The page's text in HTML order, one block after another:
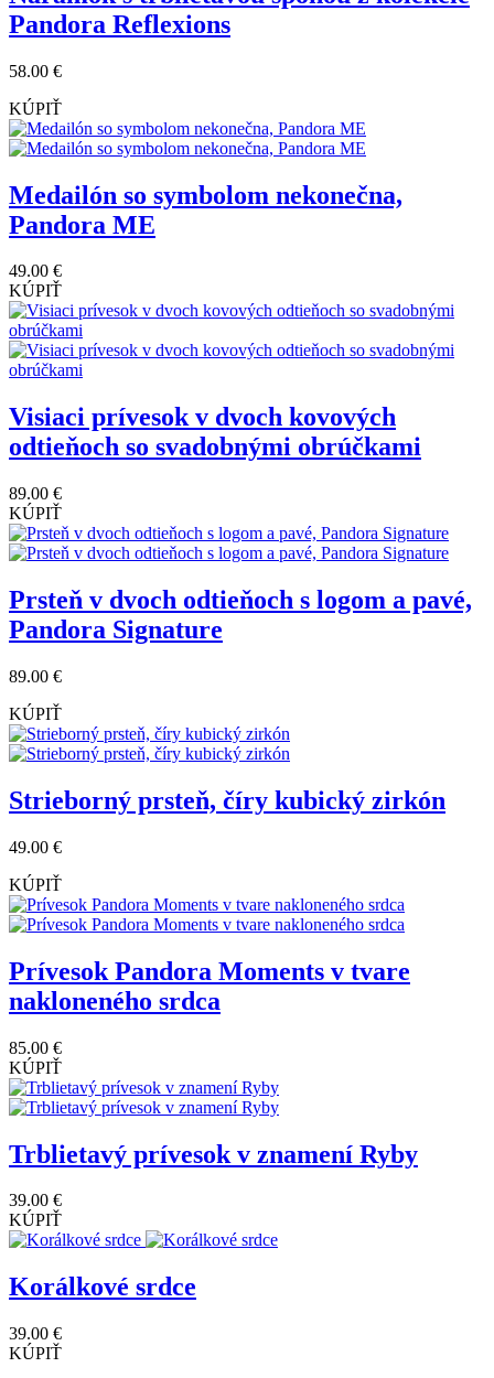
Pandora Reflexions
58.00 €
KÚPIŤ
Medailón so symbolom nekonečna,
Pandora ME
49.00 €
KÚPIŤ
Visiaci prívesok v dvoch kovových
odtieňoch so svadobnými obrúčkami
89.00 €
KÚPIŤ
Prsteň v dvoch odtieňoch s logom a pavé,
Pandora Signature
89.00 €
KÚPIŤ
Strieborný prsteň, číry kubický zirkón
49.00 €
KÚPIŤ
Prívesok Pandora Moments v tvare
nakloneného srdca
85.00 €
KÚPIŤ
Trblietavý prívesok v znamení Ryby
39.00 €
KÚPIŤ
Korálkové srdce
39.00 €
KÚPIŤ